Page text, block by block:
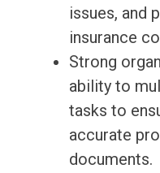
issues, and
insurance
Strong
ability to
tasks to
accurate
documents.